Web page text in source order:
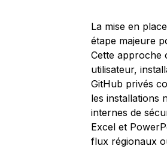
La mise en
étape majeure
Cette approche
utilisateur,
GitHub privés
les installations
internes de
Excel et
flux régionaux